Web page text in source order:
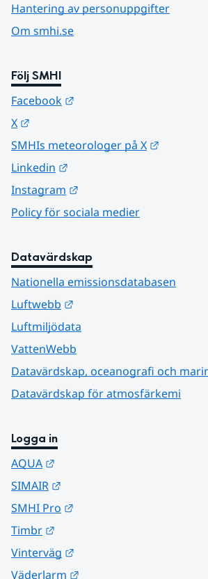
Hantering av personuppgifter
Om smhi.se
Följ SMHI
Facebook
X
SMHIs meteorologer på X
Linkedin
Instagram
Policy för sociala medier
Datavärdskap
Nationella emissionsdatabasen
Luftwebb
Luftmiljödata
VattenWebb
Datavärdskap, oceanografi och
Datavärdskap för atmosfärkemi
Logga in
AQUA
SIMAIR
SMHI Pro
Timbr
Vinterväg
Väderlarm